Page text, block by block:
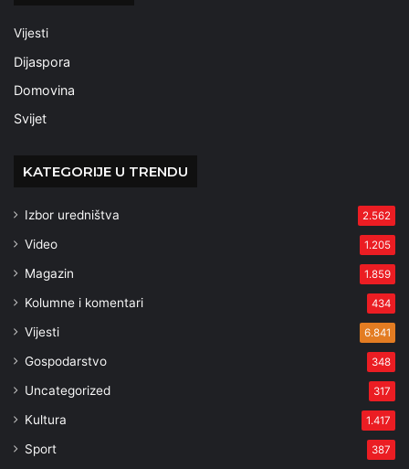
Vijesti
Dijaspora
Domovina
Svijet
KATEGORIJE U TRENDU
Izbor uredništva 2.562
Video 1.205
Magazin 1.859
Kolumne i komentari 434
Vijesti 6.841
Gospodarstvo 348
Uncategorized 317
Kultura 1.417
Sport 387